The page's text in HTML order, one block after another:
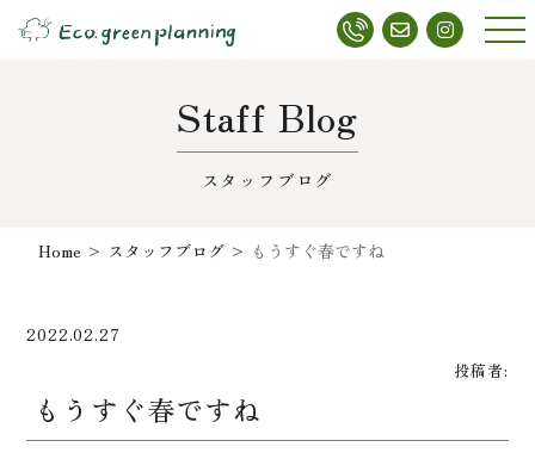
メニ
Staff Blog
スタッフブログ
Home > スタッフブログ > もうすぐ春ですね
2022.02.27
投稿者:
もうすぐ春ですね